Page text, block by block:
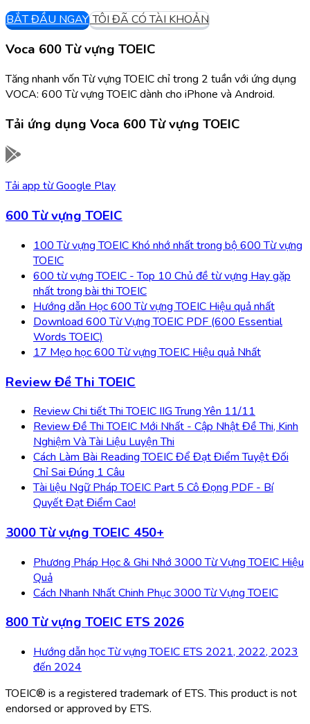
BẮT ĐẦU NGAY TÔI ĐÃ CÓ TÀI KHOẢN
Voca 600 Từ vựng TOEIC
Tăng nhanh vốn Từ vựng TOEIC chỉ trong 2 tuần với ứng dụng
VOCA: 600 Từ vựng TOEIC dành cho iPhone và Android.
Tải ứng dụng Voca 600 Từ vựng TOEIC
Tải app từGoogle Play
600 Từ vựng TOEIC
100 Từ vựng TOEIC Khó nhớ nhất trong bộ 600 Từ vựng
TOEIC
600 từ vựng TOEIC - Top 10 Chủ đề từ vựng Hay gặp
nhất trong bài thi TOEIC
Hướng dẫn Học 600 Từ vựng TOEIC Hiệu quả nhất
Download 600 Từ Vựng TOEIC PDF (600 Essential
Words TOEIC)
17 Mẹo học 600 Từ vựng TOEIC Hiệu quả Nhất
Review Đề Thi TOEIC
Review Chi tiết Thi TOEIC IIG Trung Yên 11/11
Review Đề Thi TOEIC Mới Nhất - Cập Nhật Đề Thi, Kinh
Nghiệm Và Tài Liệu Luyện Thi
Cách Làm Bài Reading TOEIC Để Đạt Điểm Tuyệt Đối
Chỉ Sai Đúng 1 Câu
Tài liệu Ngữ Pháp TOEIC Part 5 Cô Đọng PDF - Bí
Quyết Đạt Điểm Cao!
3000 Từ vựng TOEIC 450+
Phương Pháp Học & Ghi Nhớ 3000 Từ Vựng TOEIC Hiệu
Quả
Cách Nhanh Nhất Chinh Phục 3000 Từ Vựng TOEIC
800 Từ vựng TOEIC ETS 2026
Hướng dẫn học Từ vựng TOEIC ETS 2021, 2022, 2023
đến 2024
TOEIC® is a registered trademark of ETS. This product is not
endorsed or approved by ETS.